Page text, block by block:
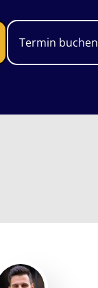
Termin buchen